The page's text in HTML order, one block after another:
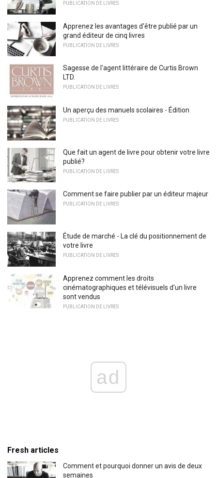
PUBLICATION DE LIVRES
Apprenez les avantages d'être publié par un
grand éditeur de cinq livres
PUBLICATION DE LIVRES
Sagesse de l'agent littéraire de Curtis Brown
LTD.
PUBLICATION DE LIVRES
Un aperçu des manuels scolaires - Édition
PUBLICATION DE LIVRES
Que fait un agent de livre pour obtenir votre livre
publié?
PUBLICATION DE LIVRES
Comment se faire publier par un éditeur majeur
PUBLICATION DE LIVRES
Étude de marché - La clé du positionnement de
votre livre
PUBLICATION DE LIVRES
Apprenez comment les droits
cinématographiques et télévisuels d'un livre
sont vendus
PUBLICATION DE LIVRES
ad
Fresh articles
Comment et pourquoi donner un avis de deux
semaines